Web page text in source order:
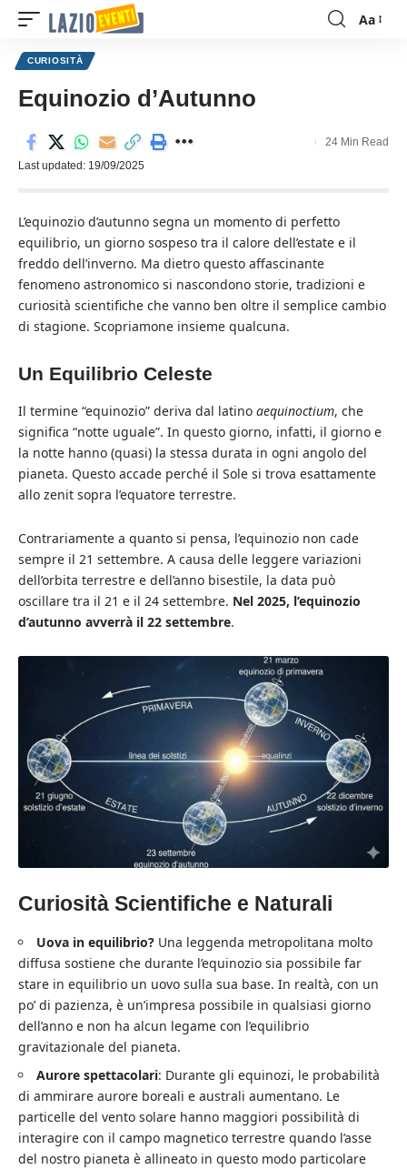
Font
Aa
CURIOSITÀ
Equinozio d’Autunno
Last updated: 19/09/2025
24 Min Read
L’equinozio d’autunno segna un momento di perfetto
equilibrio, un giorno sospeso tra il calore dell’estate e il
freddo dell’inverno. Ma dietro questo affascinante
fenomeno astronomico si nascondono storie, tradizioni e
curiosità scientifiche che vanno ben oltre il semplice cambio
di stagione. Scopriamone insieme qualcuna.
Un Equilibrio Celeste
Il termine “equinozio” deriva dal latino aequinoctium, che
significa “notte uguale”. In questo giorno, infatti, il giorno e
la notte hanno (quasi) la stessa durata in ogni angolo del
pianeta. Questo accade perché il Sole si trova esattamente
allo zenit sopra l’equatore terrestre.
Contrariamente a quanto si pensa, l’equinozio non cade
sempre il 21 settembre. A causa delle leggere variazioni
dell’orbita terrestre e dell’anno bisestile, la data può
oscillare tra il 21 e il 24 settembre. Nel 2025, l’equinozio
d’autunno avverrà il 22 settembre.
Curiosità Scientifiche e Naturali
Uova in equilibrio? Una leggenda metropolitana molto
diffusa sostiene che durante l’equinozio sia possibile far
stare in equilibrio un uovo sulla sua base. In realtà, con un
po’ di pazienza, è un’impresa possibile in qualsiasi giorno
dell’anno e non ha alcun legame con l’equilibrio
gravitazionale del pianeta.
Aurore spettacolari: Durante gli equinozi, le probabilità
di ammirare aurore boreali e australi aumentano. Le
particelle del vento solare hanno maggiori possibilità di
interagire con il campo magnetico terrestre quando l’asse
del nostro pianeta è allineato in questo modo particolare